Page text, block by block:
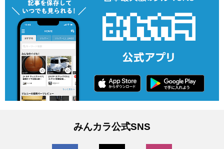
みんカラ公式SNS